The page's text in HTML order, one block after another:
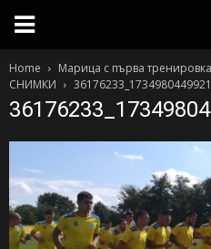
Home
Марица с първа
СНИМКИ